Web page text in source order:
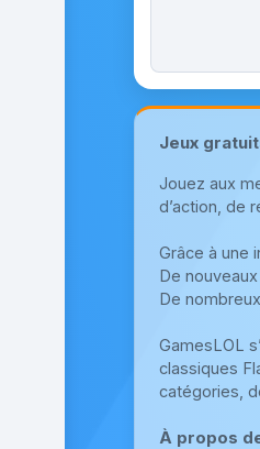
Jeux
Jouez aux
d’action, de
Grâce à une
De
De
GamesLOL
classiques
catégories,
À propos